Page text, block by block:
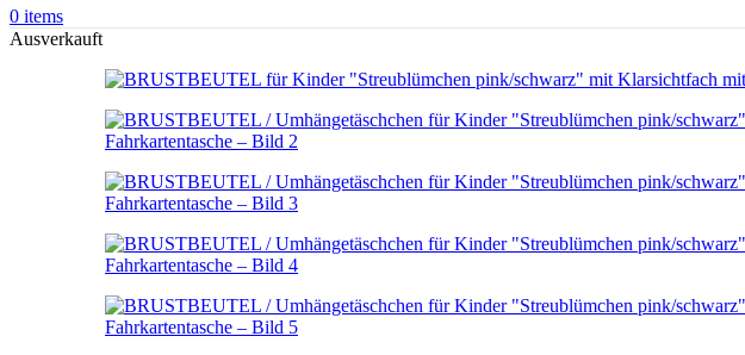
0 items
Ausverkauft